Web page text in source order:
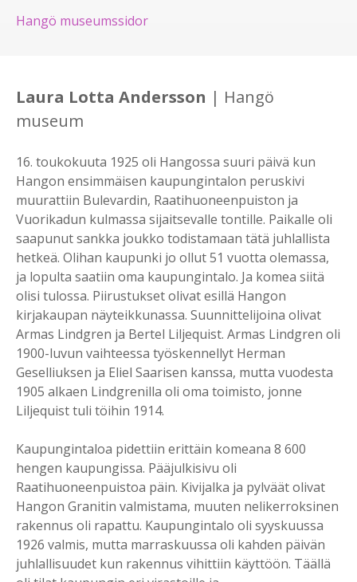
Hangö museumssidor
Laura Lotta Andersson | Hangö
museum
16. toukokuuta 1925 oli Hangossa suuri päivä kun
Hangon ensimmäisen kaupungintalon peruskivi
muurattiin Bulevardin, Raatihuoneenpuiston ja
Vuorikadun kulmassa sijaitsevalle tontille. Paikalle oli
saapunut sankka joukko todistamaan tätä juhlallista
hetkeä. Olihan kaupunki jo ollut 51 vuotta olemassa,
ja lopulta saatiin oma kaupungintalo. Ja komea siitä
olisi tulossa. Piirustukset olivat esillä Hangon
kirjakaupan näyteikkunassa. Suunnittelijoina olivat
Armas Lindgren ja Bertel Liljequist. Armas Lindgren oli
1900-luvun vaihteessa työskennellyt Herman
Geselliuksen ja Eliel Saarisen kanssa, mutta vuodesta
1905 alkaen Lindgrenilla oli oma toimisto, jonne
Liljequist tuli töihin 1914.
Kaupungintaloa pidettiin erittäin komeana 8 600
hengen kaupungissa. Pääjulkisivu oli
Raatihuoneenpuistoa päin. Kivijalka ja pylväät olivat
Hangon Granitin valmistama, muuten nelikerroksinen
rakennus oli rapattu. Kaupungintalo oli syyskuussa
1926 valmis, mutta marraskuussa oli kahden päivän
juhlallisuudet kun rakennus vihittiin käyttöön. Täällä